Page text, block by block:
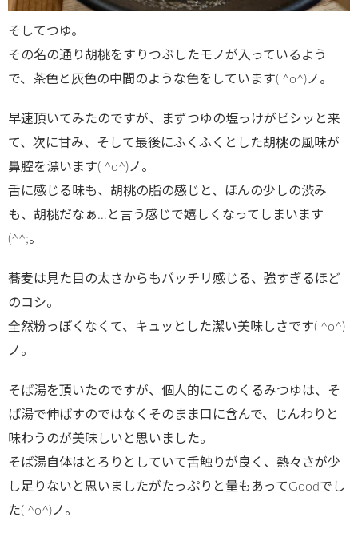
そしてつゆ。
その名の通り胡桃をすりつぶしたモノが入っているよう
で、茶色と灰色の中間のような色をしています( ^o^)ノ。
早速頂いてみたのですが、まずつゆの塩っけがビシッと来
て、次に甘み、そして最後にふくふくとした胡桃の風味が
鼻腔を漂います( ^o^)ノ。
舌に感じる味も、胡桃の脂の感じと、ほんの少しの渋み
も、胡桃だなぁ…と言う感じで嬉しくなってしまいます
(^^;。
蕎麦は見た目の太さからもバッチリ感じる、強すぎるほど
のコシ。
全然粉っぽくなくて、キュッとした潔い美味しさです( ^o^)
ノ。
そば湯を頂いたのですが、個人的にこのくるみつゆは、そ
ば湯で伸ばすのではなくそのまま口に含んで、じんわりと
味わうのが美味しいと思いました。
そば湯自体はとろりとしていて舌触りが良く、熱々さが少
し足りないと思いましたがたっぷりと量もあってGoodでし
た( ^o^)ノ。